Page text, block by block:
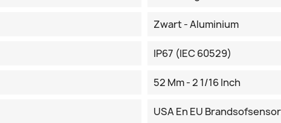
Zwart - Aluminium
IP67 (IEC 60529)
52 Mm - 2 1/16 Inch
USA En EU